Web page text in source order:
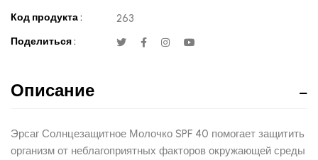
Код продукта : 263
Поделиться :
Описание
Эрсаг Солнцезащитное Молочко SPF 40 помогает защитить
организм от неблагоприятных факторов окружающей среды